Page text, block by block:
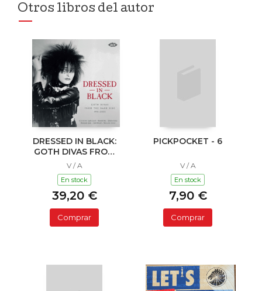
Otros libros del autor
DRESSED IN BLACK:
GOTH DIVAS FROM
DARK SIDE
V / A
En stock
39,20 €
Comprar
PICKPOCKET - 6
V / A
En stock
7,90 €
Comprar